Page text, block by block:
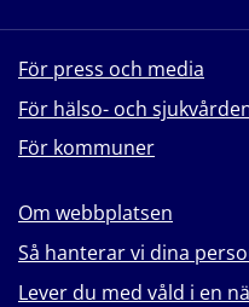
För press och media
För hälso- och
För kommuner
Om webbplatsen
Så hanterar vi dina
Lever du med våld i en